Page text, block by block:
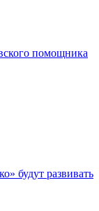
помощника
будут развивать